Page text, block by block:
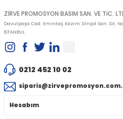
ZİRVE PROMOSYON BASIM SAN. VE TİC.
Davutpaşa Cad. Emintaş Kazım Dinçol San. Sit.
İSTANBUL
0212 452 10 02
Hesabım